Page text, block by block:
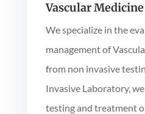
Vascular Medicine
We specialize in the
management of
from non invasive
Invasive Laboratory,
testing and treatment